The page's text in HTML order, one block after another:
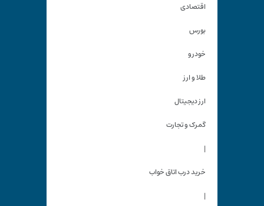
اقتصادی
بورس
خودرو
طلا و ارز
ارز دیجیتال
گمرک و تجارت
|
خرید درب اتاق خواب
|